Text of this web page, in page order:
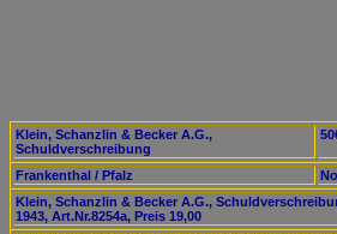
Klein, Schanzlin & Becker A.G.,
Schuldverschreibung
Frankenthal / Pfalz
Klein, Schanzlin & Becker A.G.,
1943, Art.Nr.8254a, Preis 19,00